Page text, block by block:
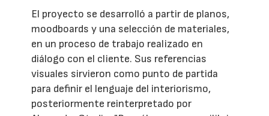
El proyecto se desarrolló a partir de planos,
moodboards y una selección de materiales,
en un proceso de trabajo realizado en
diálogo con el cliente. Sus referencias
visuales sirvieron como punto de partida
para definir el lenguaje del interiorismo,
posteriormente reinterpretado por